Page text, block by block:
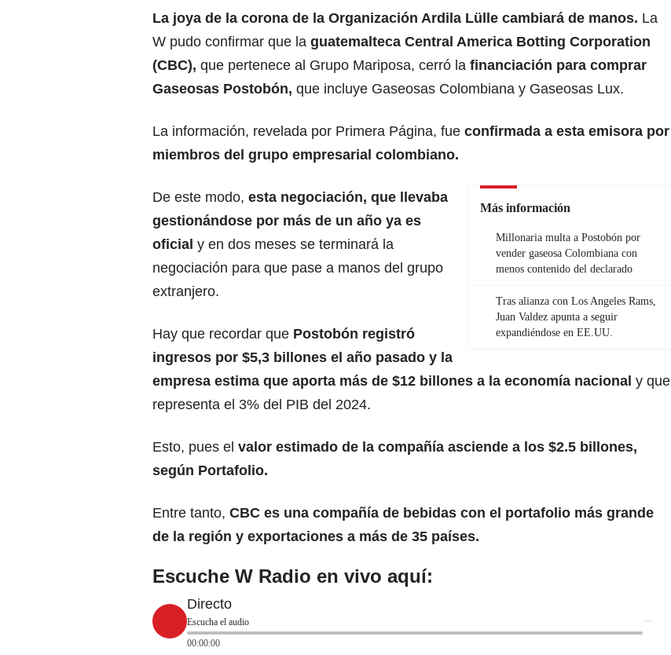
La joya de la corona de la Organización Ardila Lülle cambiará de manos. La
W pudo confirmar que la guatemalteca Central America Botting Corporation
(CBC), que pertenece al Grupo Mariposa, cerró la financiación para comprar
Gaseosas Postobón, que incluye Gaseosas Colombiana y Gaseosas Lux.
La información, revelada por Primera Página, fue confirmada a esta emisora por
miembros del grupo empresarial colombiano.
Más información
Millonaria multa a Postobón por
vender gaseosa Colombiana con
menos contenido del declarado
Tras alianza con Los Angeles Rams,
Juan Valdez apunta a seguir
expandiéndose en EE.UU.
De este modo, esta negociación, que llevaba
gestionándose por más de un año ya es
oficial y en dos meses se terminará la
negociación para que pase a manos del grupo
extranjero.
Hay que recordar que Postobón registró
ingresos por $5,3 billones el año pasado y la
empresa estima que aporta más de $12 billones a la economía nacional y que
representa el 3% del PIB del 2024.
Esto, pues el valor estimado de la compañía asciende a los $2.5 billones,
según Portafolio.
Entre tanto, CBC es una compañía de bebidas con el portafolio más grande
de la región y exportaciones a más de 35 países.
Escuche W Radio en vivo aquí:
Directo
Escucha el audio
00:00:00